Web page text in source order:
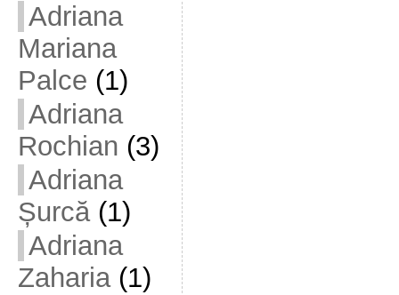
Adriana
Mariana
Palce (1)
Adriana
Rochian (3)
Adriana
Șurcă(1)
Adriana
Zaharia(1)